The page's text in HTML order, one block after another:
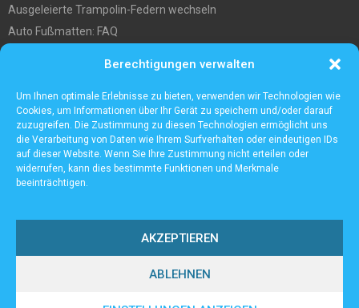
Berechtigungen verwalten
Um Ihnen optimale Erlebnisse zu bieten, verwenden wir Technologien wie
Cookies, um Informationen über Ihr Gerät zu speichern und/oder darauf
zuzugreifen. Die Zustimmung zu diesen Technologien ermöglicht uns
die Verarbeitung von Daten wie Ihrem Surfverhalten oder eindeutigen IDs
auf dieser Website. Wenn Sie Ihre Zustimmung nicht erteilen oder
widerrufen, kann dies bestimmte Funktionen und Merkmale
beeinträchtigen.
AKZEPTIEREN
ABLEHNEN
Ausgeleierte Trampolin-Federn wechseln
Auto Fußmatten: FAQ
Was Sie über die Außenlagerung von Waren und Produkten wissen
müssen